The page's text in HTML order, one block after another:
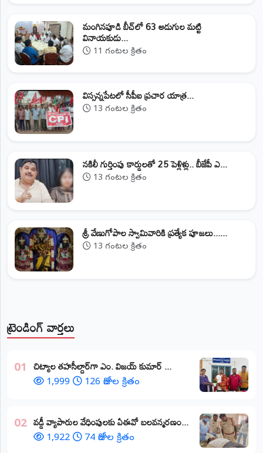
ట్రెండింగ్ వార్తలు
01 ​చిట్యాల తహసీల్దార్‌గా ఎం. విజయ్ కుమార్ ...
1,999 126 రోజుల క్రితం
02 వడ్డీ వ్యాపారుల వేధింపులకు ఏఈవో బలవన్మరణం...
1,922 74 రోజుల క్రితం
మంగినపూడి బీచ్‌లో 63 అడుగుల మట్టి
వినాయకుడు...
11 గంటల క్రితం
విస్సన్నపేటలో సీపీఐ ప్రచార యాత్ర...
13 గంటల క్రితం
నకిలీ గుర్తింపు కార్డులతో 25 పెళ్లిళ్లు.. బీజేపీ ఎ...
13 గంటల క్రితం
శ్రీ వేణుగోపాల స్వామివారికి ప్రత్యేక పూజలు......
13 గంటల క్రితం